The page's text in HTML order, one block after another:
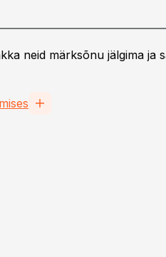
neid märksõnu jälgima ja